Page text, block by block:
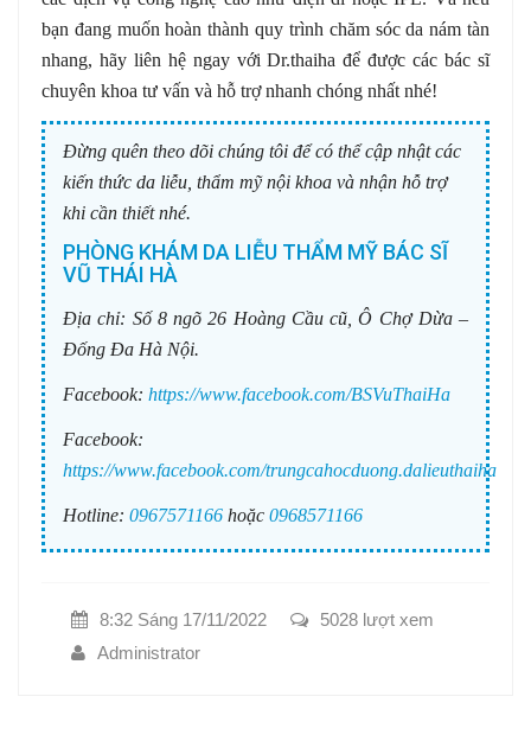
bạn đang muốn hoàn thành quy trình chăm sóc da nám tàn
nhang, hãy liên hệ ngay với Dr.thaiha để được các bác sĩ
chuyên khoa tư vấn và hỗ trợ nhanh chóng nhất nhé!
Đừng quên theo dõi chúng tôi để có thể cập nhật các
kiến thức da liễu, thẩm mỹ nội khoa và nhận hỗ trợ
khi cần thiết nhé.
PHÒNG KHÁM DA LIỄU THẨM MỸ BÁC SĨ
VŨ THÁI HÀ
Địa chỉ: Số 8 ngõ 26 Hoàng Cầu cũ, Ô Chợ Dừa –
Đống Đa Hà Nội.
Facebook: https://www.facebook.com/BSVuThaiHa
Facebook:
https://www.facebook.com/trungcahocduong.dalieuthaiha
Hotline: 0967571166 hoặc 0968571166
8:32 Sáng 17/11/2022
5028 lượt xem
Administrator